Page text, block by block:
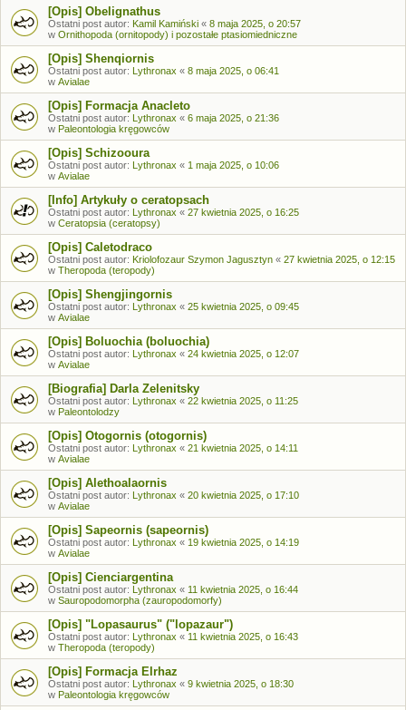
[Opis] Obelignathus
Ostatni post autor: Kamil Kamiński « 8 maja 2025, o 20:57
w Ornithopoda (ornitopody) i pozostałe ptasiomiedniczne
[Opis] Shenqiornis
Ostatni post autor: Lythronax « 8 maja 2025, o 06:41
w Avialae
[Opis] Formacja Anacleto
Ostatni post autor: Lythronax « 6 maja 2025, o 21:36
w Paleontologia kręgowców
[Opis] Schizooura
Ostatni post autor: Lythronax « 1 maja 2025, o 10:06
w Avialae
[Info] Artykuły o ceratopsach
Ostatni post autor: Lythronax « 27 kwietnia 2025, o 16:25
w Ceratopsia (ceratopsy)
[Opis] Caletodraco
Ostatni post autor: Kriolofozaur Szymon Jagusztyn « 27 kwietnia 2025, o 12:15
w Theropoda (teropody)
[Opis] Shengjingornis
Ostatni post autor: Lythronax « 25 kwietnia 2025, o 09:45
w Avialae
[Opis] Boluochia (boluochia)
Ostatni post autor: Lythronax « 24 kwietnia 2025, o 12:07
w Avialae
[Biografia] Darla Zelenitsky
Ostatni post autor: Lythronax « 22 kwietnia 2025, o 11:25
w Paleontolodzy
[Opis] Otogornis (otogornis)
Ostatni post autor: Lythronax « 21 kwietnia 2025, o 14:11
w Avialae
[Opis] Alethoalaornis
Ostatni post autor: Lythronax « 20 kwietnia 2025, o 17:10
w Avialae
[Opis] Sapeornis (sapeornis)
Ostatni post autor: Lythronax « 19 kwietnia 2025, o 14:19
w Avialae
[Opis] Cienciargentina
Ostatni post autor: Lythronax « 11 kwietnia 2025, o 16:44
w Sauropodomorpha (zauropodomorfy)
[Opis] "Lopasaurus" ("lopazaur")
Ostatni post autor: Lythronax « 11 kwietnia 2025, o 16:43
w Theropoda (teropody)
[Opis] Formacja Elrhaz
Ostatni post autor: Lythronax « 9 kwietnia 2025, o 18:30
w Paleontologia kręgowców